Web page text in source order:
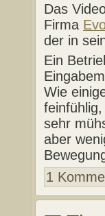
Das
Firma
der in
Ein
Wie
sehr
aber
1